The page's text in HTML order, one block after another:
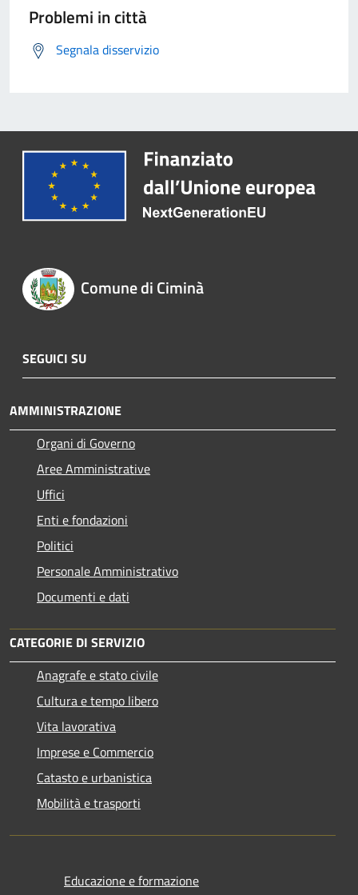
Problemi in città
Segnala disservizio
Comune di Ciminà
SEGUICI SU
AMMINISTRAZIONE
Organi di Governo
Aree Amministrative
Uffici
Enti e fondazioni
Politici
Personale Amministrativo
Documenti e dati
CATEGORIE DI SERVIZIO
Anagrafe e stato civile
Cultura e tempo libero
Vita lavorativa
Imprese e Commercio
Catasto e urbanistica
Mobilità e trasporti
Educazione e formazione